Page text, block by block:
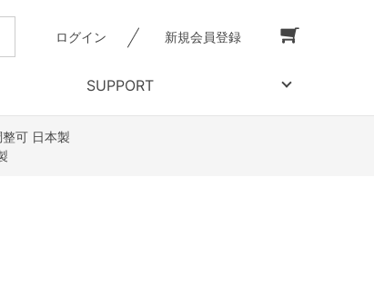
ログイン 新規会員登録
SUPPORT
可 日本製